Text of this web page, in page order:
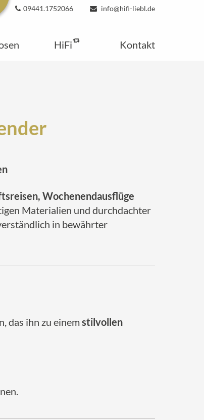
09441.1752066 info@hifi-liebl.de
HiFi Kontakt
Wochenendausflüge
Materialien und durchdachter
in bewährter
das ihn zu einemstilvollen